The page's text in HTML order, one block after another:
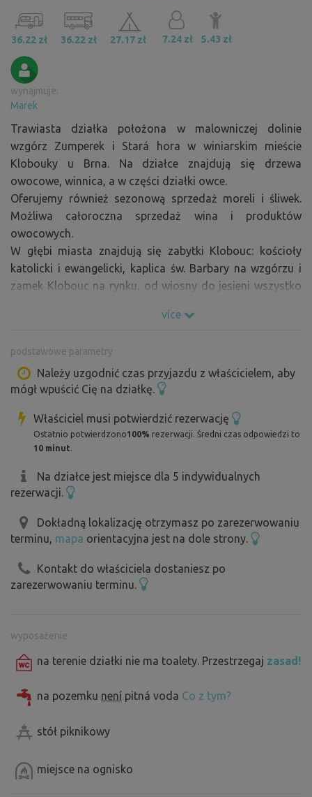
36.22 zł 36.22 zł 27.17 zł 7.24 zł 5.43 zł
wynajmuje:
Marek
Trawiasta działka położona w malowniczej dolinie
wzgórz Zumperek i Stará hora w winiarskim mieście
Klobouky u Brna. Na działce znajdują się drzewa
owocowe, winnica, a w części działki owce.
Oferujemy również sezonową sprzedaż moreli i śliwek.
Możliwa całoroczna sprzedaż wina i produktów
owocowych.
W głębi miasta znajdują się zabytki Klobouc: kościoły
katolicki i ewangelicki, kaplica św. Barbary na wzgórzu i
zamek Klobouc na rynku, od wiosny do jesieni wszystko
otoczenia Klobouky jest las Ochůzky, jako miejsce
Na przeciwległym wzgórzu znajduje się wiatrak Klobouk.
Istnieje możliwość zorganizowania degustacji lokalnego
winiarską.
tutaj:https://www.e-chalupy.cz/jizni_morava/ubytovani-
klobouky-u-brna-3423.php
více
podstawowe parametry
Należy uzgodnić czas przyjazdu z właścicielem, aby
mógł wpuścić Cię na działkę.
Właściciel musi potwierdzić rezerwację
Ostatnio potwierdzono100% rezerwacji. Średni czas odpowiedzi to
10 minut.
Na działce jest miejsce dla 5 indywidualnych
rezerwacji.
Dokładną lokalizację otrzymasz po zarezerwowaniu
terminu, mapa orientacyjna jest na dole strony.
Kontakt do właściciela dostaniesz po
zarezerwowaniu terminu.
wyposażenie
na terenie działki nie ma toalety. Przestrzegaj zasad!
na pozemku není pitná voda Co z tym?
stół piknikowy
miejsce na ognisko